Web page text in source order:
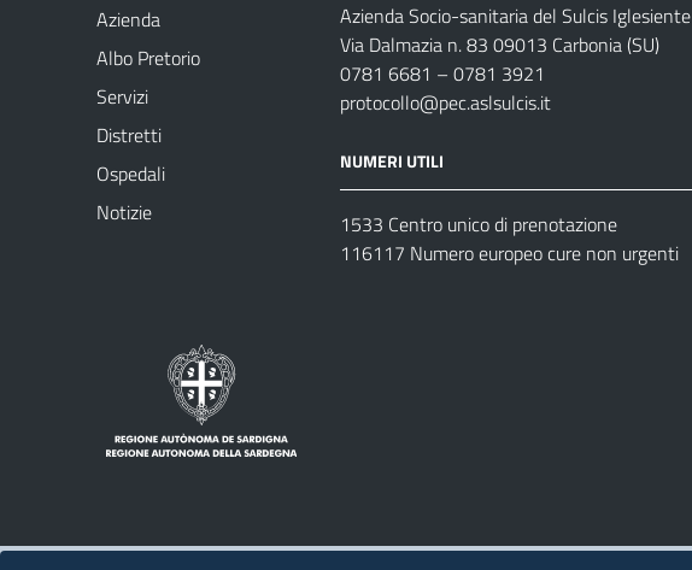
Azienda
Albo Pretorio
Servizi
Distretti
Ospedali
Notizie
Azienda Socio-sanitaria del Sulcis Iglesiente
Via Dalmazia n. 83 09013 Carbonia (SU)
0781 6681 – 0781 3921
protocollo@pec.aslsulcis.it
NUMERI UTILI
1533 Centro unico di prenotazione
116117 Numero europeo cure non urgenti